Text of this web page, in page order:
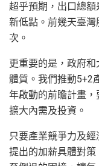
超乎預期，出口總
新低點。前幾天臺
次。
更重要的是，政府
體質。我們推動5+2
年啟動的前瞻計畫
擴大內需及投資。
只要產業競爭力及
提出的加薪具體對